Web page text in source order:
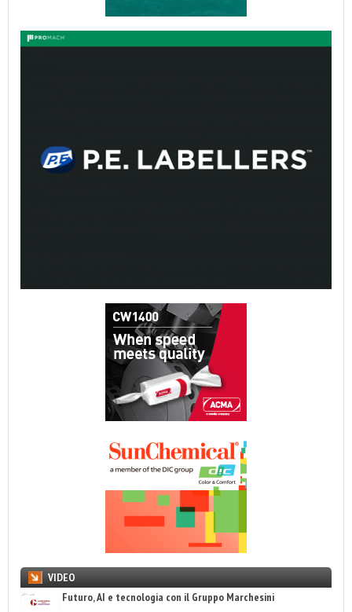
VIDEO
Futuro, AI e tecnologia con il Gruppo Marchesini